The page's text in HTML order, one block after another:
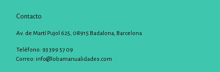
Contacto
Av. de Martí Pujol 625, 08915 Badalona, Barcelona
Teléfono: 93 399 57 09
Correo: info@lobamanualidades.com